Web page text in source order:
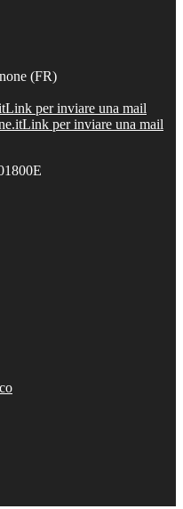
(FR)
Link per inviare una mail
Link per inviare una mail